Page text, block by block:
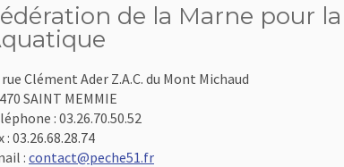
de la Marne pour
rue Clément Ader Z.A.C. du Mont Michaud
SAINT MEMMIE
: 03.26.70.50.52
:03.26.68.28.74
:contact@peche51.fr